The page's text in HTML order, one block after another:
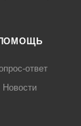
ответ
Новости